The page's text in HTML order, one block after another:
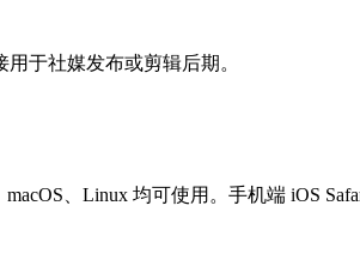
于社媒发布或剪辑后期。
、Linux 均可使用。手机端 iOS